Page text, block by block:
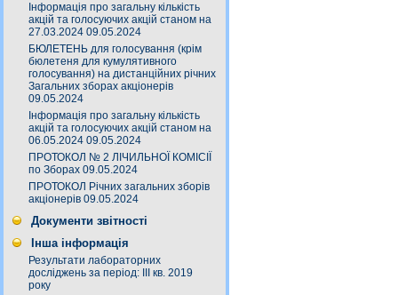
Інформація про загальну кількість
акцій та голосуючих акцій станом на
27.03.2024 09.05.2024
БЮЛЕТЕНЬ для голосування (крім
бюлетеня для кумулятивного
голосування) на дистанційних річних
Загальних зборах акціонерів
09.05.2024
Інформація про загальну кількість
акцій та голосуючих акцій станом на
06.05.2024 09.05.2024
ПРОТОКОЛ № 2 ЛІЧИЛЬНОЇ КОМІСІЇ
по Зборах 09.05.2024
ПРОТОКОЛ Річних загальних зборів
акціонерів 09.05.2024
Документи звітності
Інша інформація
Результати лабораторних
досліджень за період: III кв. 2019
року